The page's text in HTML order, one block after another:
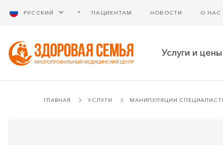
РУССКИЙ ПАЦИЕНТАМ НОВОСТИ О НАС
Услуги и цены
ГЛАВНАЯ УСЛУГИ МАНИПУЛЯЦИИ